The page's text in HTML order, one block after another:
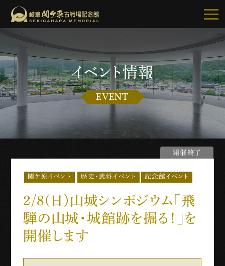
記念館について
ご利用案内
お知らせ
展示・イベント
古戦場・史跡巡り
別館・周辺グルメ
世界三大古戦場
イベント情報
EVENT
関ケ原イベント 歴史・武将イベント 記念館イベント
開催終了
2/8(日)山城シンポジウム「飛
騨の山城・城館跡を掘る！」を
開催します